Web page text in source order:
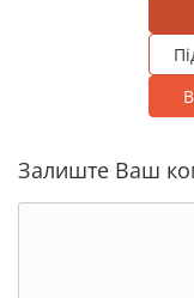
Залиште Ваш